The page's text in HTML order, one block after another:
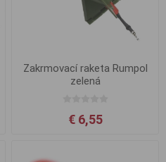
Zakrmovací raketa Rumpol
zelená
€ 6,55